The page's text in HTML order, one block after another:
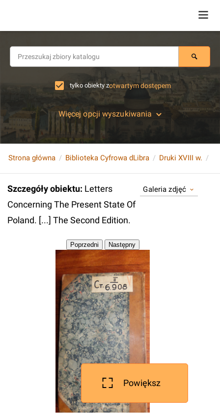
tylko obiekty zotwartym dostępem
Więcej opcji wyszukiwania
Strona główna Biblioteka Cyfrowa dLibra Druki XVIII w.
Szczegóły obiektu: Letters
Concerning The Present State Of
Poland. [...] The Second Edition.
Galeria zdjęć
Powiększ